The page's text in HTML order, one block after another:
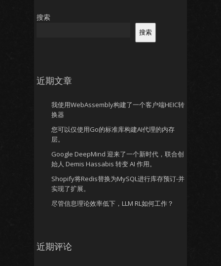
搜索
搜索
近期文章
我使用WebAssembly构建了一个客户端HEIC转
换器
您可以仅使用Go的标准库构建AI代理的内存
层。
Google DeepMind 迎来了一个新时代，联合创
始人 Demis Hassabis 转变 AI 作用。
Shopify将Redis替换为MySQL进行库存预订-并
实现了扩展。
尽管信息理论效率低下，LLM RL如何工作？
近期评论